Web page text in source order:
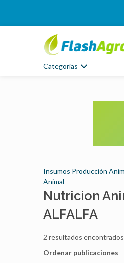
Categorías
Insumos Producción
Animal
Nutricion
ALFALFA
2 resultados encontrados
Ordenar publicaciones